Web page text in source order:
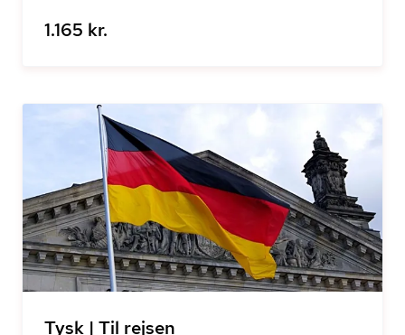
1.165 kr.
Tysk | Til rejsen